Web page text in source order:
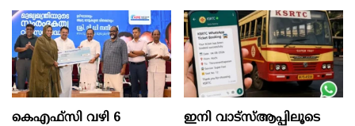
കെഎഫ്സി വഴി 6 ഇനി വാട്‌സ്ആപ്പിലൂടെ